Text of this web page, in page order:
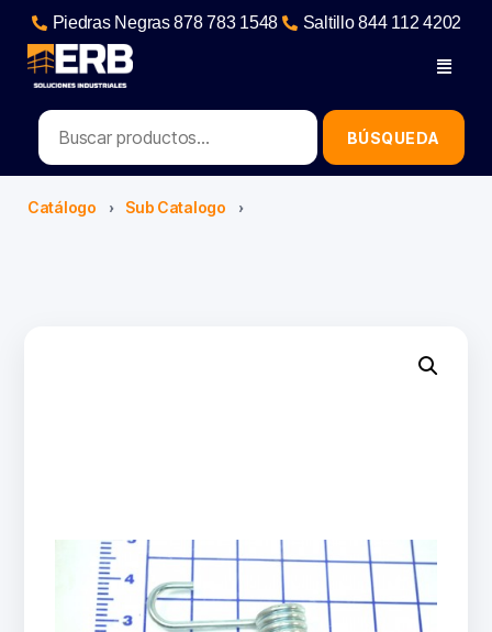
Piedras Negras 878 783 1548
Saltillo 844 112 4202
contacto@erb.mx
Catálogo › Sub Catalogo ›